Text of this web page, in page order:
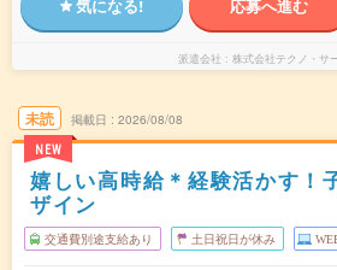
気になる! 応募へ進む
派遣会社 株式会社テクノ・サ
未読
NEW
掲載日 2026/08/08
嬉しい高時給＊経験活かす！
ザイン
交通費別途支給あり 土日祝日が休み